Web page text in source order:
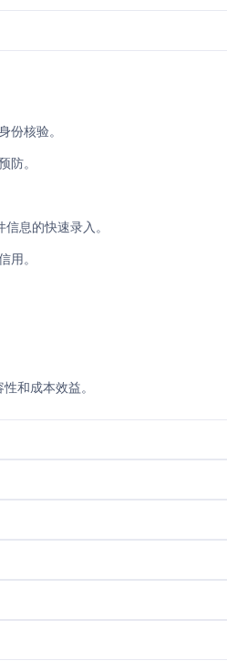
核验。
。
息的快速录入。
。
和成本效益。